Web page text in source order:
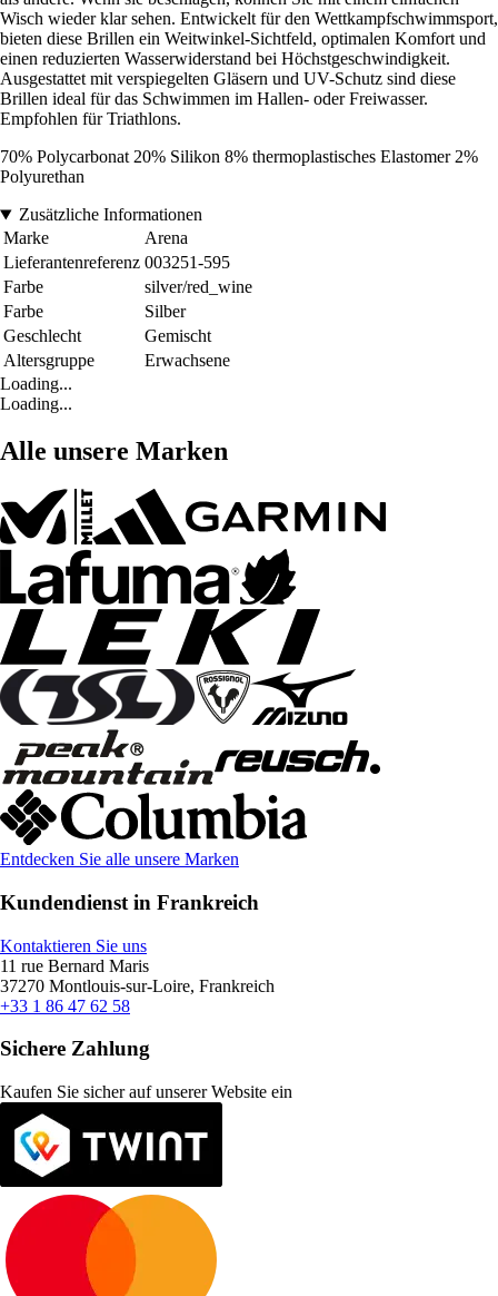
Wisch wieder klar sehen. Entwickelt für den Wettkampfschwimmsport,
bieten diese Brillen ein Weitwinkel-Sichtfeld, optimalen Komfort und
einen reduzierten Wasserwiderstand bei Höchstgeschwindigkeit.
Ausgestattet mit verspiegelten Gläsern und UV-Schutz sind diese
Brillen ideal für das Schwimmen im Hallen- oder Freiwasser.
Empfohlen für Triathlons.
70% Polycarbonat 20% Silikon 8% thermoplastisches Elastomer 2%
Polyurethan
Zusätzliche Informationen
Marke
Arena
Lieferantenreferenz 003251-595
Farbe
silver/red_wine
Farbe
Silber
Geschlecht
Gemischt
Altersgruppe
Erwachsene
Loading...
Loading...
Alle unsere Marken
Entdecken Sie alle unsere Marken
Kundendienst in Frankreich
Kontaktieren Sie uns
11 rue Bernard Maris
37270 Montlouis-sur-Loire, Frankreich
+33 1 86 47 62 58
Sichere Zahlung
Kaufen Sie sicher auf unserer Website ein